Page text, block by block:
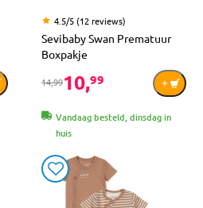
4.5/5 (12 reviews)
Sevibaby Swan Prematuur
Boxpakje
14,9910,99
Vandaag besteld, dinsdag in
huis